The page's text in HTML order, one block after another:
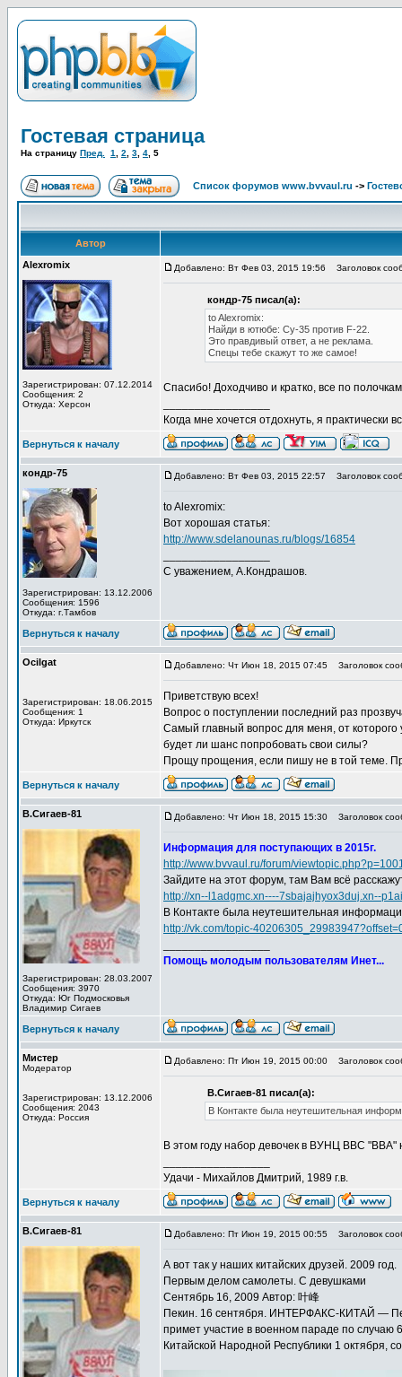
Гостевая страница
На страницу Пред. 1 2 3 4 5
Список форумов www.bvvaul.ru ->
Автор
Alexromix
Зарегистрирован: 07.12.2014
Сообщения: 2
Откуда: Херсон
Добавлено: Вт Фев 03, 2015 19:56 Заголовок
кондр-75 писал(а):
to Alexromix:
Найди в ютюбе: Су-35 против F-22.
Это правдивый ответ, а не реклама.
Спецы тебе скажут то же самое!
Спасибо! Доходчиво и кратко, все по
Когда мне хочется отдохнуть, я практически
Вернуться к началу
кондр-75
Зарегистрирован: 13.12.2006
Сообщения: 1596
Откуда: г.Тамбов
Добавлено: Вт Фев 03, 2015 22:57 Заголовок
to Alexromix:
Вот хорошая статья:
http://www.sdelanounas.ru/blogs/16854
С уважением, А.Кондрашов.
Вернуться к началу
Ocilgat
Зарегистрирован: 18.06.2015
Сообщения: 1
Откуда: Иркутск
Добавлено: Чт Июн 18, 2015 07:45 Заголовок
Приветствую всех!
Вопрос о поступлении последний раз
Самый главный вопрос для меня, от
будет ли шанс попробовать свои силы?
Прощу прощения, если пишу не в той теме.
Вернуться к началу
В.Сигаев-81
Зарегистрирован: 28.03.2007
Сообщения: 3970
Откуда: Юг Подмосковья
Владимир Сигаев
Добавлено: Чт Июн 18, 2015 15:30 Заголовок
Информация для поступающих в 2015г.
http://www.bvvaul.ru/forum/
Зайдите на этот форум, там Вам всё
http://xn--l1adgmc.xn----7sbajajhyox3duj.xn--
В Контакте была неутешительная
http://vk.com/topic-
Помощь молодым пользователям Инет...
Вернуться к началу
Мистер
Модератор
Зарегистрирован: 13.12.2006
Сообщения: 2043
Откуда: Россия
Добавлено: Пт Июн 19, 2015 00:00 Заголовок
В.Сигаев-81 писал(а):
В Контакте была неутешительная
В этом году набор девочек в ВУНЦ ВВС "ВВА"
Удачи - Михайлов Дмитрий, 1989 г.в.
Вернуться к началу
В.Сигаев-81 Добавлено: Пт Июн 19, 2015 00:55 Заголовок
А вот так у наших китайских друзей. 2009 год.
Первым делом самолеты. С девушками
Сентябрь 16, 2009 Автор: 叶峰
Пекин. 16 сентября. ИНТЕРФАКС-КИТАЙ —
примет участие в военном параде по случаю
Китайской Народной Республики 1 октября,